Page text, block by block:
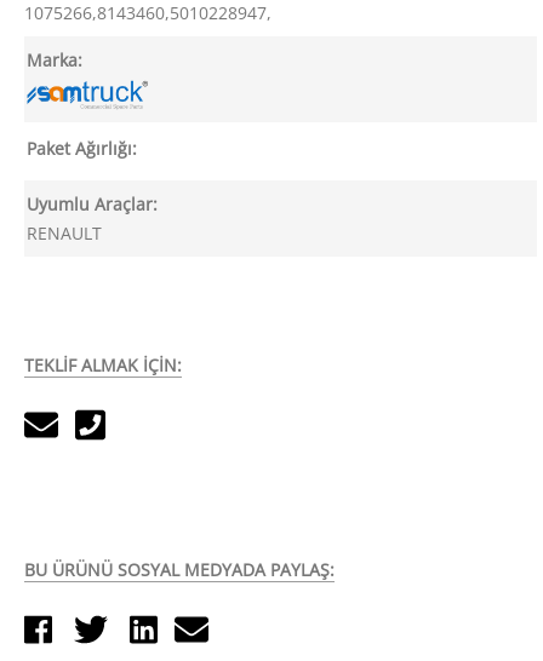
1075266,8143460,5010228947,
Marka:
Paket Ağırlığı:
Uyumlu Araçlar:
RENAULT
TEKLİF ALMAK İÇİN:
BU ÜRÜNÜ SOSYAL MEDYADA PAYLAŞ: